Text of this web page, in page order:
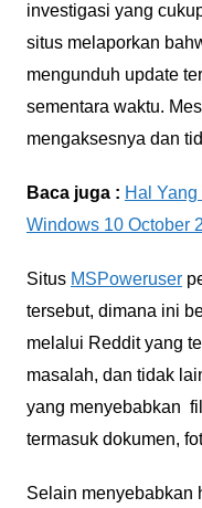
investigasi yang
situs melaporkan
mengunduh update
sementara waktu.
mengaksesnya dan
Baca juga : Hal
Windows 10 October
Situs MSPoweruser
tersebut, dimana ini
melalui Reddit yang
masalah, dan tidak
yang menyebabkan
termasuk dokumen,
Selain menyebabkan